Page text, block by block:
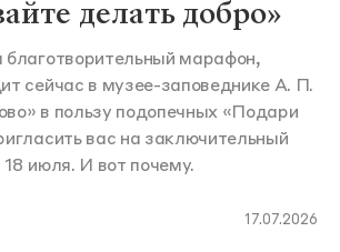
делать добро»
благотворительный марафон,
сейчас в музее-заповеднике А. П.
в пользу подопечных «Подари
вас на заключительный
июля. И вот почему.
17.07.2026